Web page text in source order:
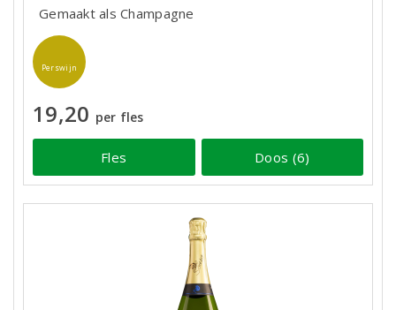
Gemaakt als Champagne
Perswijn
19,20 per fles
Fles Doos (6)